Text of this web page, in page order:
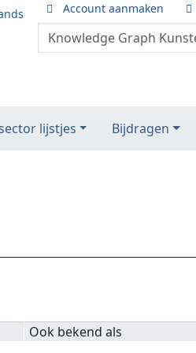
Account aanmaken
lijstjes Bijdragen
Ook bekend als